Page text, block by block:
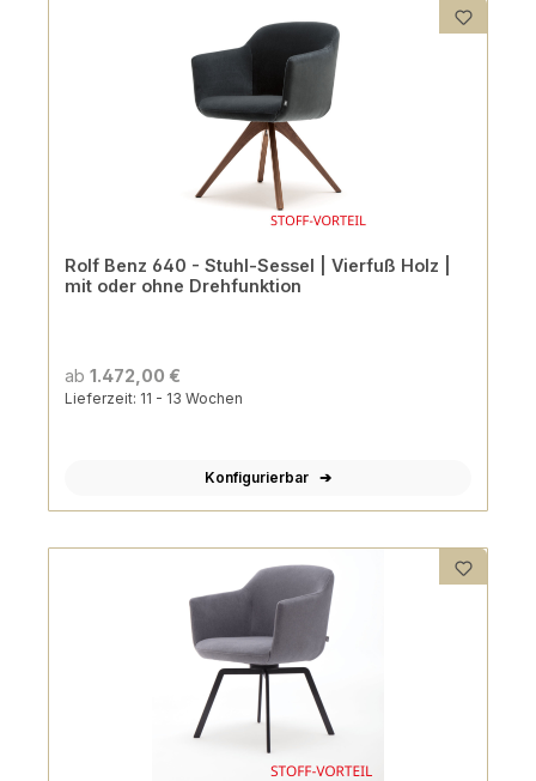
Rolf Benz 640 - Stuhl-Sessel | Vierfuß Holz |
mit oder ohne Drehfunktion
ab 1.472,00 €
Lieferzeit: 11 - 13 Wochen
Konfigurierbar